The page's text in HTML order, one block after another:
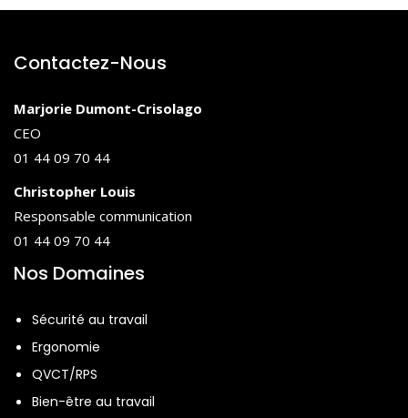
Contactez-Nous
Marjorie Dumont-Crisolago
CEO
01 44 09 70 44
Christopher Louis
Responsable communication
01 44 09 70 44
Nos Domaines
Sécurité au travail
Ergonomie
QVCT/RPS
Bien-être au travail